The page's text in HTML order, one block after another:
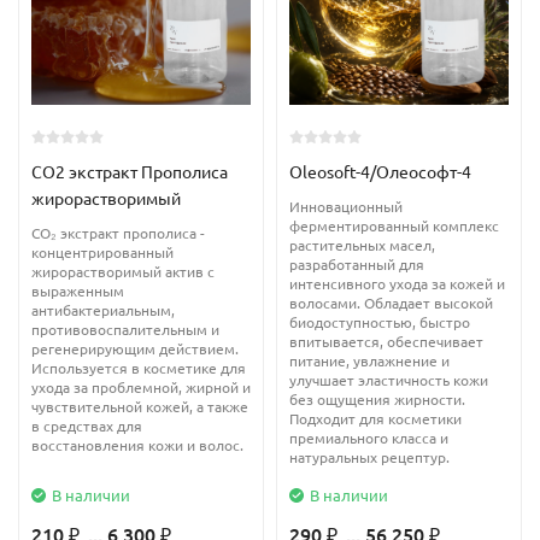
Применение
Экологичный ПАВ используется в различных косметических
средствах:
мыло, гель для душа;
шампунь;
гели для умывания, пенки для лица;
влажные салфетки;
пена для бритья;
пена для ванн.
Рекомендуемый процент ввода в средства для нормальной и
взрослой кожи = 10%.
CO2 экстракт Прополиса
жирорастворимый
CO₂ экстракт прополиса -
концентрированный
жирорастворимый актив с
выраженным
антибактериальным,
противовоспалительным и
регенерирующим действием.
Используется в косметике для
ухода за проблемной, жирной и
чувствительной кожей, а также
в средствах для
восстановления кожи и волос.
В наличии
210 ₽ ... 6 300 ₽
Oleosoft-4/Олеософт-4
Инновационный
ферментированный комплекс
растительных масел,
разработанный для
интенсивного ухода за кожей и
волосами. Обладает высокой
биодоступностью, быстро
впитывается, обеспечивает
питание, увлажнение и
улучшает эластичность кожи
без ощущения жирности.
Подходит для косметики
премиального класса и
натуральных рецептур.
В наличии
290 ₽ ... 56 250 ₽